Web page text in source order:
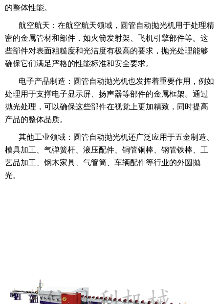
的整体性能。
航空航天：在航空航天领域，圆管自动抛光机用于处理精
密的金属管材和部件，如火箭发射架、飞机引擎部件等。这
些部件对表面粗糙度和光洁度有极高的要求，抛光处理能够
确保它们满足严格的性能标准和安全要求。
电子产品制造：圆管自动抛光机也发挥着重要作用，例如
处理用于支撑电子显示屏、扬声器等部件的金属框架。通过
抛光处理，可以确保这些部件在视觉上更加精致，同时提高
产品的整体品质。
其他工业领域：圆管自动抛光机还广泛应用于五金制造、
模具加工、气弹簧杆、液压配件、铜管铜棒、钢管铁棒、工
艺品加工、钢木家具、气管筒、车辆配件等行业的外圆抛
光。